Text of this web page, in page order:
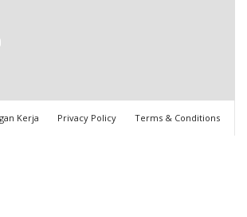
Kerja Privacy Policy Terms & Conditions